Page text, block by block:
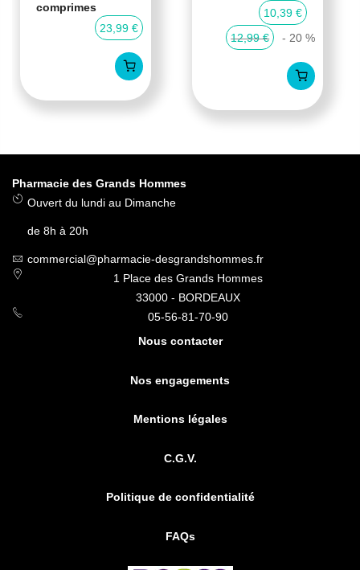
comprimes
23,99 €
10,39 €
12,99 €
- 20 %
Pharmacie des Grands Hommes
Ouvert du lundi au Dimanche
de 8h à 20h
commercial@pharmacie-desgrandshommes.fr
1 Place des Grands Hommes
33000 - BORDEAUX
05-56-81-70-90
Nous contacter
Nos engagements
Mentions légales
C.G.V.
Politique de confidentialité
FAQs